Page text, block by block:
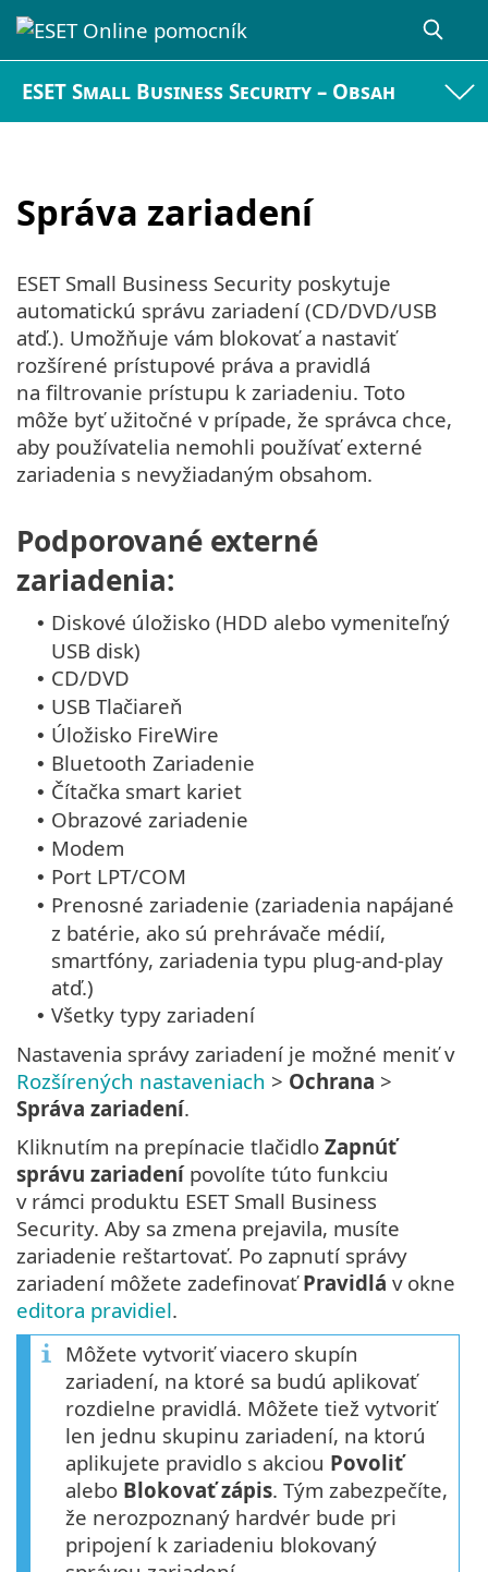
ESET Small Business Security – Obsah
Správa zariadení
ESET Small Business Security poskytuje
automatickú správu zariadení (CD/DVD/USB
atď.). Umožňuje vám blokovať a nastaviť
rozšírené prístupové práva a pravidlá
na filtrovanie prístupu k zariadeniu. Toto
môže byť užitočné v prípade, že správca chce,
aby používatelia nemohli používať externé
zariadenia s nevyžiadaným obsahom.
Podporované externé
zariadenia:
• Diskové úložisko (HDD alebo vymeniteľný
USB disk)
• CD/DVD
• USB Tlačiareň
• Úložisko FireWire
• Bluetooth Zariadenie
• Čítačka smart kariet
• Obrazové zariadenie
• Modem
• Port LPT/COM
• Prenosné zariadenie (zariadenia napájané
z batérie, ako sú prehrávače médií,
smartfóny, zariadenia typu plug-and-play
atď.)
• Všetky typy zariadení
Nastavenia správy zariadení je možné meniť v
Rozšírených nastaveniach > Ochrana >
Správa zariadení.
Kliknutím na prepínacie tlačidlo Zapnúť
správu zariadenípovolíte túto funkciu
v rámci produktu ESET Small Business
Security. Aby sa zmena prejavila, musíte
zariadenie reštartovať. Po zapnutí správy
zariadení môžete zadefinovaťPravidlá v okne
editora pravidiel.
Môžete vytvoriť viacero skupín
zariadení, na ktoré sa budú aplikovať
rozdielne pravidlá. Môžete tiež vytvoriť
len jednu skupinu zariadení, na ktorú
aplikujete pravidlo s akciou Povoliť
alebo Blokovať zápis. Tým zabezpečíte,
že nerozpoznaný hardvér bude pri
pripojení k zariadeniu blokovaný